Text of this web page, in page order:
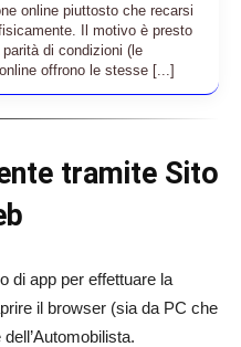
online piuttosto che recarsi
Il motivo è presto
di condizioni (le
offrono le stesse [...]
tramite Sito
di app per effettuare la
il browser (sia da PC che